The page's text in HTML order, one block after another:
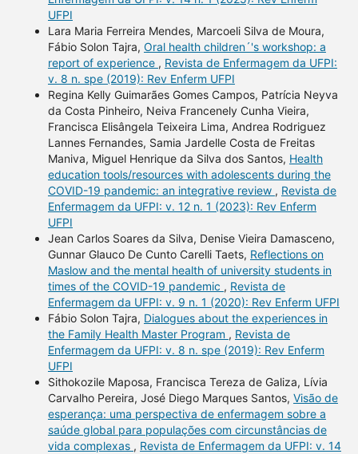
UFPI
Lara Maria Ferreira Mendes, Marcoeli Silva de Moura,
Fábio Solon Tajra, Oral health children´'s workshop: a
report of experience , Revista de Enfermagem da UFPI:
v. 8 n. spe (2019): Rev Enferm UFPI
Regina Kelly Guimarães Gomes Campos, Patrícia Neyva
da Costa Pinheiro, Neiva Francenely Cunha Vieira,
Francisca Elisângela Teixeira Lima, Andrea Rodriguez
Lannes Fernandes, Samia Jardelle Costa de Freitas
Maniva, Miguel Henrique da Silva dos Santos, Health
education tools/resources with adolescents during the
COVID-19 pandemic: an integrative review , Revista de
Enfermagem da UFPI: v. 12 n. 1 (2023): Rev Enferm
UFPI
Jean Carlos Soares da Silva, Denise Vieira Damasceno,
Gunnar Glauco De Cunto Carelli Taets, Reflections on
Maslow and the mental health of university students in
times of the COVID-19 pandemic , Revista de
Enfermagem da UFPI: v. 9 n. 1 (2020): Rev Enferm UFPI
Fábio Solon Tajra, Dialogues about the experiences in
the Family Health Master Program , Revista de
Enfermagem da UFPI: v. 8 n. spe (2019): Rev Enferm
UFPI
Sithokozile Maposa, Francisca Tereza de Galiza, Lívia
Carvalho Pereira, José Diego Marques Santos, Visão de
esperança: uma perspectiva de enfermagem sobre a
saúde global para populações com circunstâncias de
vida complexas , Revista de Enfermagem da UFPI: v. 14